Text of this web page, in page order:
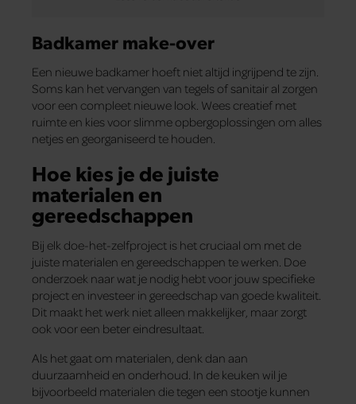
Badkamer make-over
Een nieuwe badkamer hoeft niet altijd ingrijpend te zijn.
Soms kan het vervangen van tegels of sanitair al zorgen
voor een compleet nieuwe look. Wees creatief met
ruimte en kies voor slimme opbergoplossingen om alles
netjes en georganiseerd te houden.
Hoe kies je de juiste
materialen en
gereedschappen
Bij elk doe-het-zelfproject is het cruciaal om met de
juiste materialen en gereedschappen te werken. Doe
onderzoek naar wat je nodig hebt voor jouw specifieke
project en investeer in gereedschap van goede kwaliteit.
Dit maakt het werk niet alleen makkelijker, maar zorgt
ook voor een beter eindresultaat.
Als het gaat om materialen, denk dan aan
duurzaamheid en onderhoud. In de keuken wil je
bijvoorbeeld materialen die tegen een stootje kunnen